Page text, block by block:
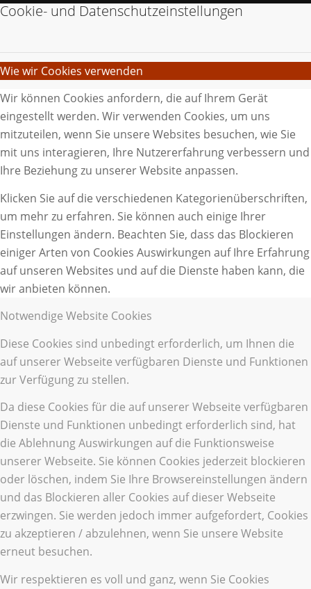
Cookie- und Datenschutzeinstellungen
Wie wir Cookies verwenden
Wir können Cookies anfordern, die auf Ihrem Gerät
eingestellt werden. Wir verwenden Cookies, um uns
mitzuteilen, wenn Sie unsere Websites besuchen, wie Sie
mit uns interagieren, Ihre Nutzererfahrung verbessern und
Ihre Beziehung zu unserer Website anpassen.
Klicken Sie auf die verschiedenen Kategorienüberschriften,
um mehr zu erfahren. Sie können auch einige Ihrer
Einstellungen ändern. Beachten Sie, dass das Blockieren
einiger Arten von Cookies Auswirkungen auf Ihre Erfahrung
auf unseren Websites und auf die Dienste haben kann, die
wir anbieten können.
Notwendige Website Cookies
Diese Cookies sind unbedingt erforderlich, um Ihnen die
auf unserer Webseite verfügbaren Dienste und Funktionen
zur Verfügung zu stellen.
Da diese Cookies für die auf unserer Webseite verfügbaren
Dienste und Funktionen unbedingt erforderlich sind, hat
die Ablehnung Auswirkungen auf die Funktionsweise
unserer Webseite. Sie können Cookies jederzeit blockieren
oder löschen, indem Sie Ihre Browsereinstellungen ändern
und das Blockieren aller Cookies auf dieser Webseite
erzwingen. Sie werden jedoch immer aufgefordert, Cookies
zu akzeptieren / abzulehnen, wenn Sie unsere Website
erneut besuchen.
Wir respektieren es voll und ganz, wenn Sie Cookies